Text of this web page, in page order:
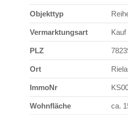
Objekttyp
Vermarktungsart Kauf
PLZ
Ort
ImmoNr
Wohnfläche ca.